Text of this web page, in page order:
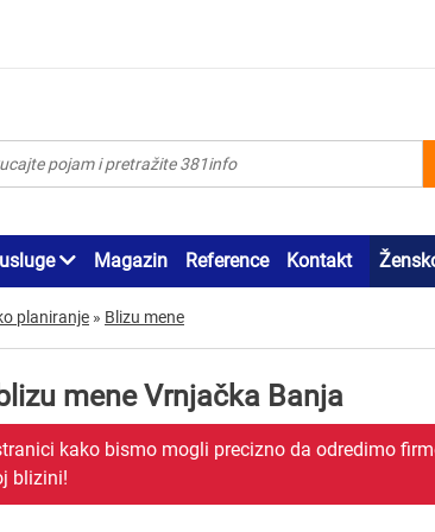
Magazin Reference Kontakt
planiranje » Blizu mene
mene Vrnjačka Banja
kako bismo mogli precizno da odredimo
blizini!